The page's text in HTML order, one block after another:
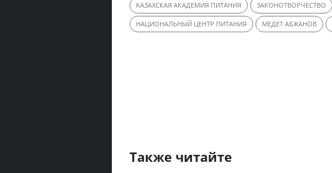
КАЗАХСКАЯ АКАДЕМИЯ ПИТАНИЯ ЗАКОНОТВОРЧЕСТВО
НАЦИОНАЛЬНЫЙ ЦЕНТР ПИТАНИЯ МЕДЕТ АБЖАНОВ
Также читайте